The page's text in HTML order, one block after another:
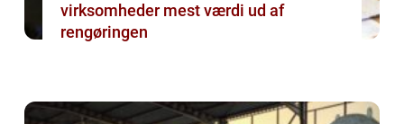
virksomheder mest værdi ud af
rengøringen